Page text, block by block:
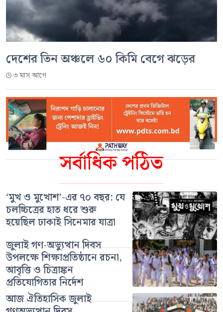
সর্বাধিক পঠিত
‘মুখ ও মুখোশ’-এর ৭০ বছর: যে
চলচ্চিত্রের হাত ধরে শুরু
হয়েছিল ঢাকাই সিনেমার যাত্রা
জুলাই গণ-অভ্যুত্থান দিবস
উপলক্ষে শিক্ষাপ্রতিষ্ঠানে রচনা,
আবৃত্তি ও চিত্রাঙ্কন
প্রতিযোগিতার নির্দেশ
আজ ঐতিহাসিক জুলাই
দেশের তিন অঞ্চলে ৬০ কিমি বেগে ঝড়ের
৩ মাস আগে